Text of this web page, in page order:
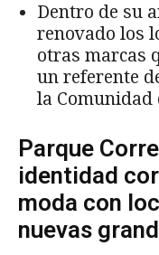
Dentro de su
renovado los
otras marcas
un referente
la Comunidad
Parque
identidad
moda con
nuevas